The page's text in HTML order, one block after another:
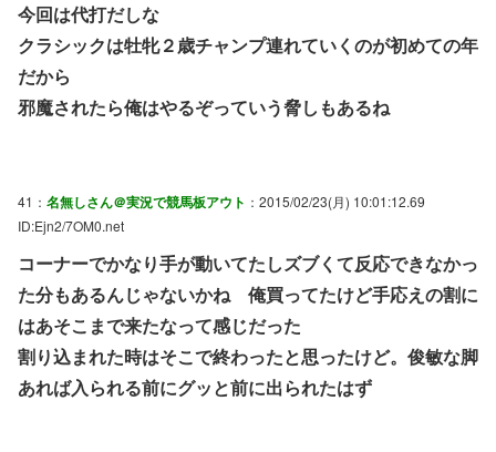
今回は代打だしな
クラシックは牡牝２歳チャンプ連れていくのが初めての年
だから
邪魔されたら俺はやるぞっていう脅しもあるね
41： 名無しさん＠実況で競馬板アウト ：2015/02/23(月) 10:01:12.69
ID:Ejn2/7OM0.net
コーナーでかなり手が動いてたしズブくて反応できなかっ
た分もあるんじゃないかね 俺買ってたけど手応えの割に
はあそこまで来たなって感じだった
割り込まれた時はそこで終わったと思ったけど。俊敏な脚
あれば入られる前にグッと前に出られたはず